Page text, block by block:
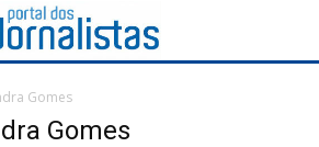
Gomes
Gomes